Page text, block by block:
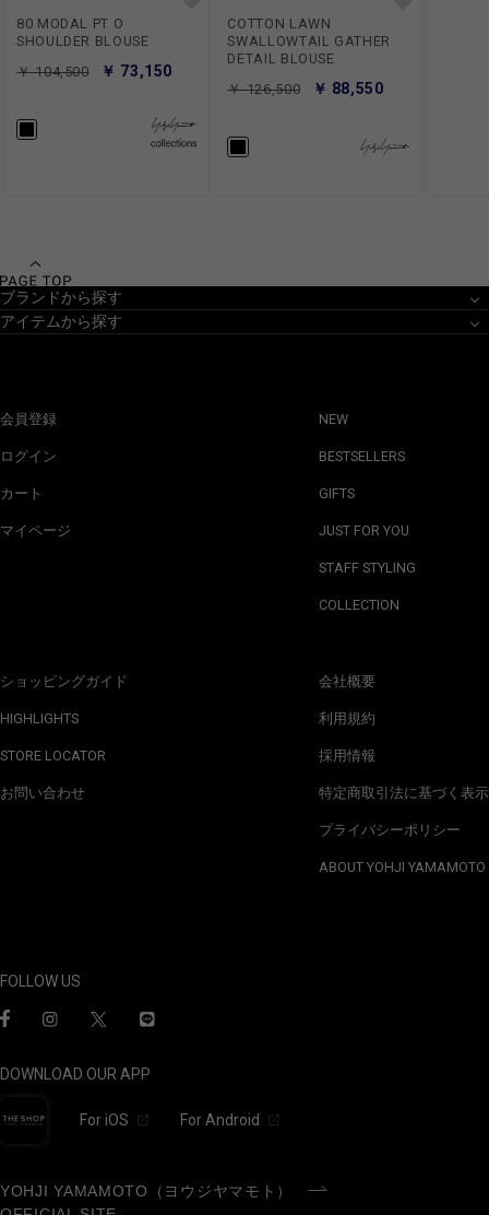
80 MODAL PT O
SHOULDER BLOUSE
￥ 104,500
￥ 73,150
COTTON LAWN
SWALLOWTAIL GATHER
DETAIL BLOUSE
￥ 126,500
￥ 88,550
ブランドから探す
アイテムから探す
会員登録
ログイン
カート
マイページ
ショッピングガイド
HIGHLIGHTS
STORE LOCATOR
お問い合わせ
NEW
BESTSELLERS
GIFTS
JUST FOR YOU
STAFF STYLING
COLLECTION
会社概要
利用規約
採用情報
特定商取引法に基づく表示
プライバシーポリシー
ABOUT YOHJI YAMAMOTO
FOLLOW US
DOWNLOAD OUR APP
For iOS For Android
YOHJI YAMAMOTO（ヨウジヤマモト）